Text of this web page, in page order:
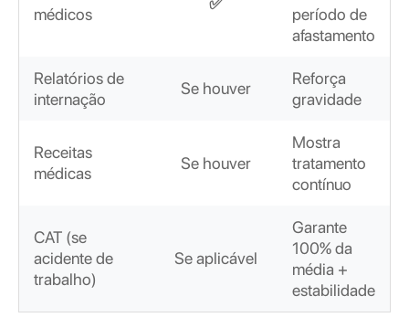
médicos
período de
afastamento
Relatórios de
internação
Se houver
Reforça
gravidade
Receitas
médicas
Se houver
Mostra
tratamento
contínuo
CAT (se
acidente de
trabalho)
Se aplicável
Garante
100% da
média +
estabilidade